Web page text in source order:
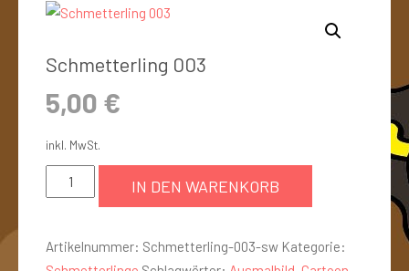
Schmetterling 003
5,00 €
inkl. MwSt.
IN DEN WARENKORB
Artikelnummer: Schmetterling-003-sw Kategorie: